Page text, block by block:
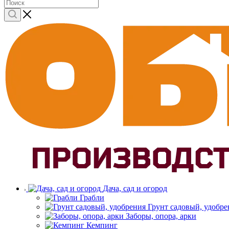
Дача, сад и огород
Грабли
Грунт садовый,
Заборы, опора, арки
Кемпинг